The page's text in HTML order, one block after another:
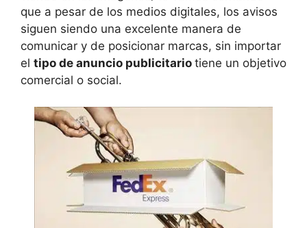
que a pesar de los medios digitales, los avisos
siguen siendo una excelente manera de
comunicar y de posicionar marcas, sin importar
el tipo de anuncio publicitario tiene un objetivo
comercial o social.